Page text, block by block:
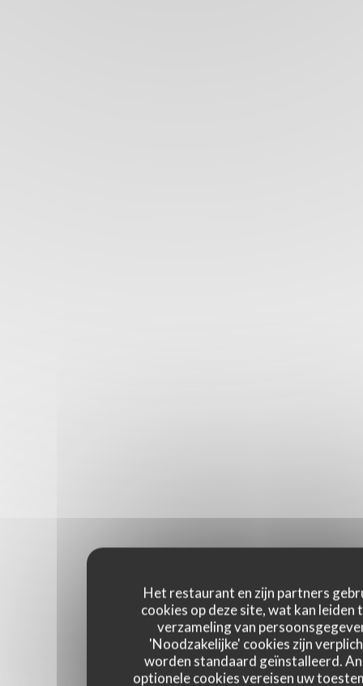
Het restaurant en zijn partners
cookies op deze site, wat kan leiden
verzameling van
'Noodzakelijke' cookies zijn
worden standaard geïnstalleerd.
optionele cookies vereisen uw